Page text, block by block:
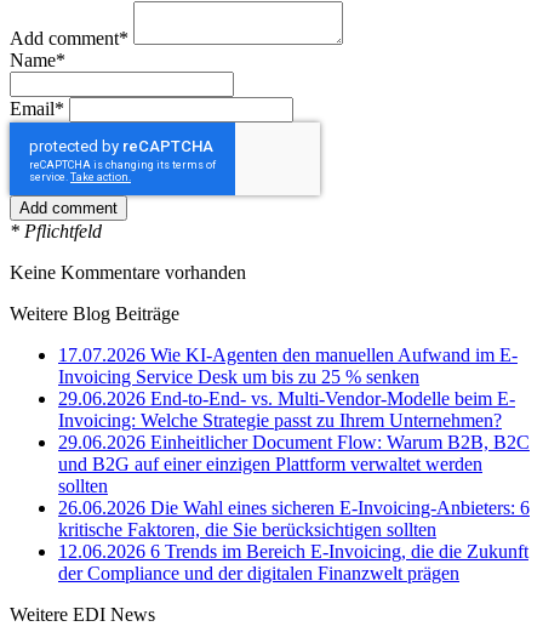
Add comment*
Name*
Email*
* Pflichtfeld
Keine Kommentare vorhanden
Weitere Blog Beiträge
17.07.2026 Wie KI-Agenten den manuellen Aufwand im E-
Invoicing Service Desk um bis zu 25 % senken
29.06.2026 End-to-End- vs. Multi-Vendor-Modelle beim E-
Invoicing: Welche Strategie passt zu Ihrem Unternehmen?
29.06.2026 Einheitlicher Document Flow: Warum B2B, B2C
und B2G auf einer einzigen Plattform verwaltet werden
sollten
26.06.2026 Die Wahl eines sicheren E-Invoicing-Anbieters: 6
kritische Faktoren, die Sie berücksichtigen sollten
12.06.2026 6 Trends im Bereich E-Invoicing, die die Zukunft
der Compliance und der digitalen Finanzwelt prägen
Weitere EDI News